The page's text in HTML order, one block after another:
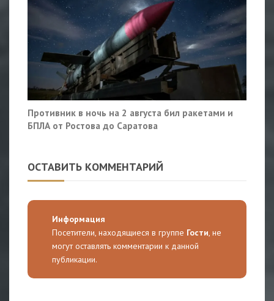
Противник в ночь на 2 августа бил ракетами и
БПЛА от Ростова до Саратова
ОСТАВИТЬ КОММЕНТАРИЙ
Информация
Посетители, находящиеся в группе Гости, не
могут оставлять комментарии к данной
публикации.